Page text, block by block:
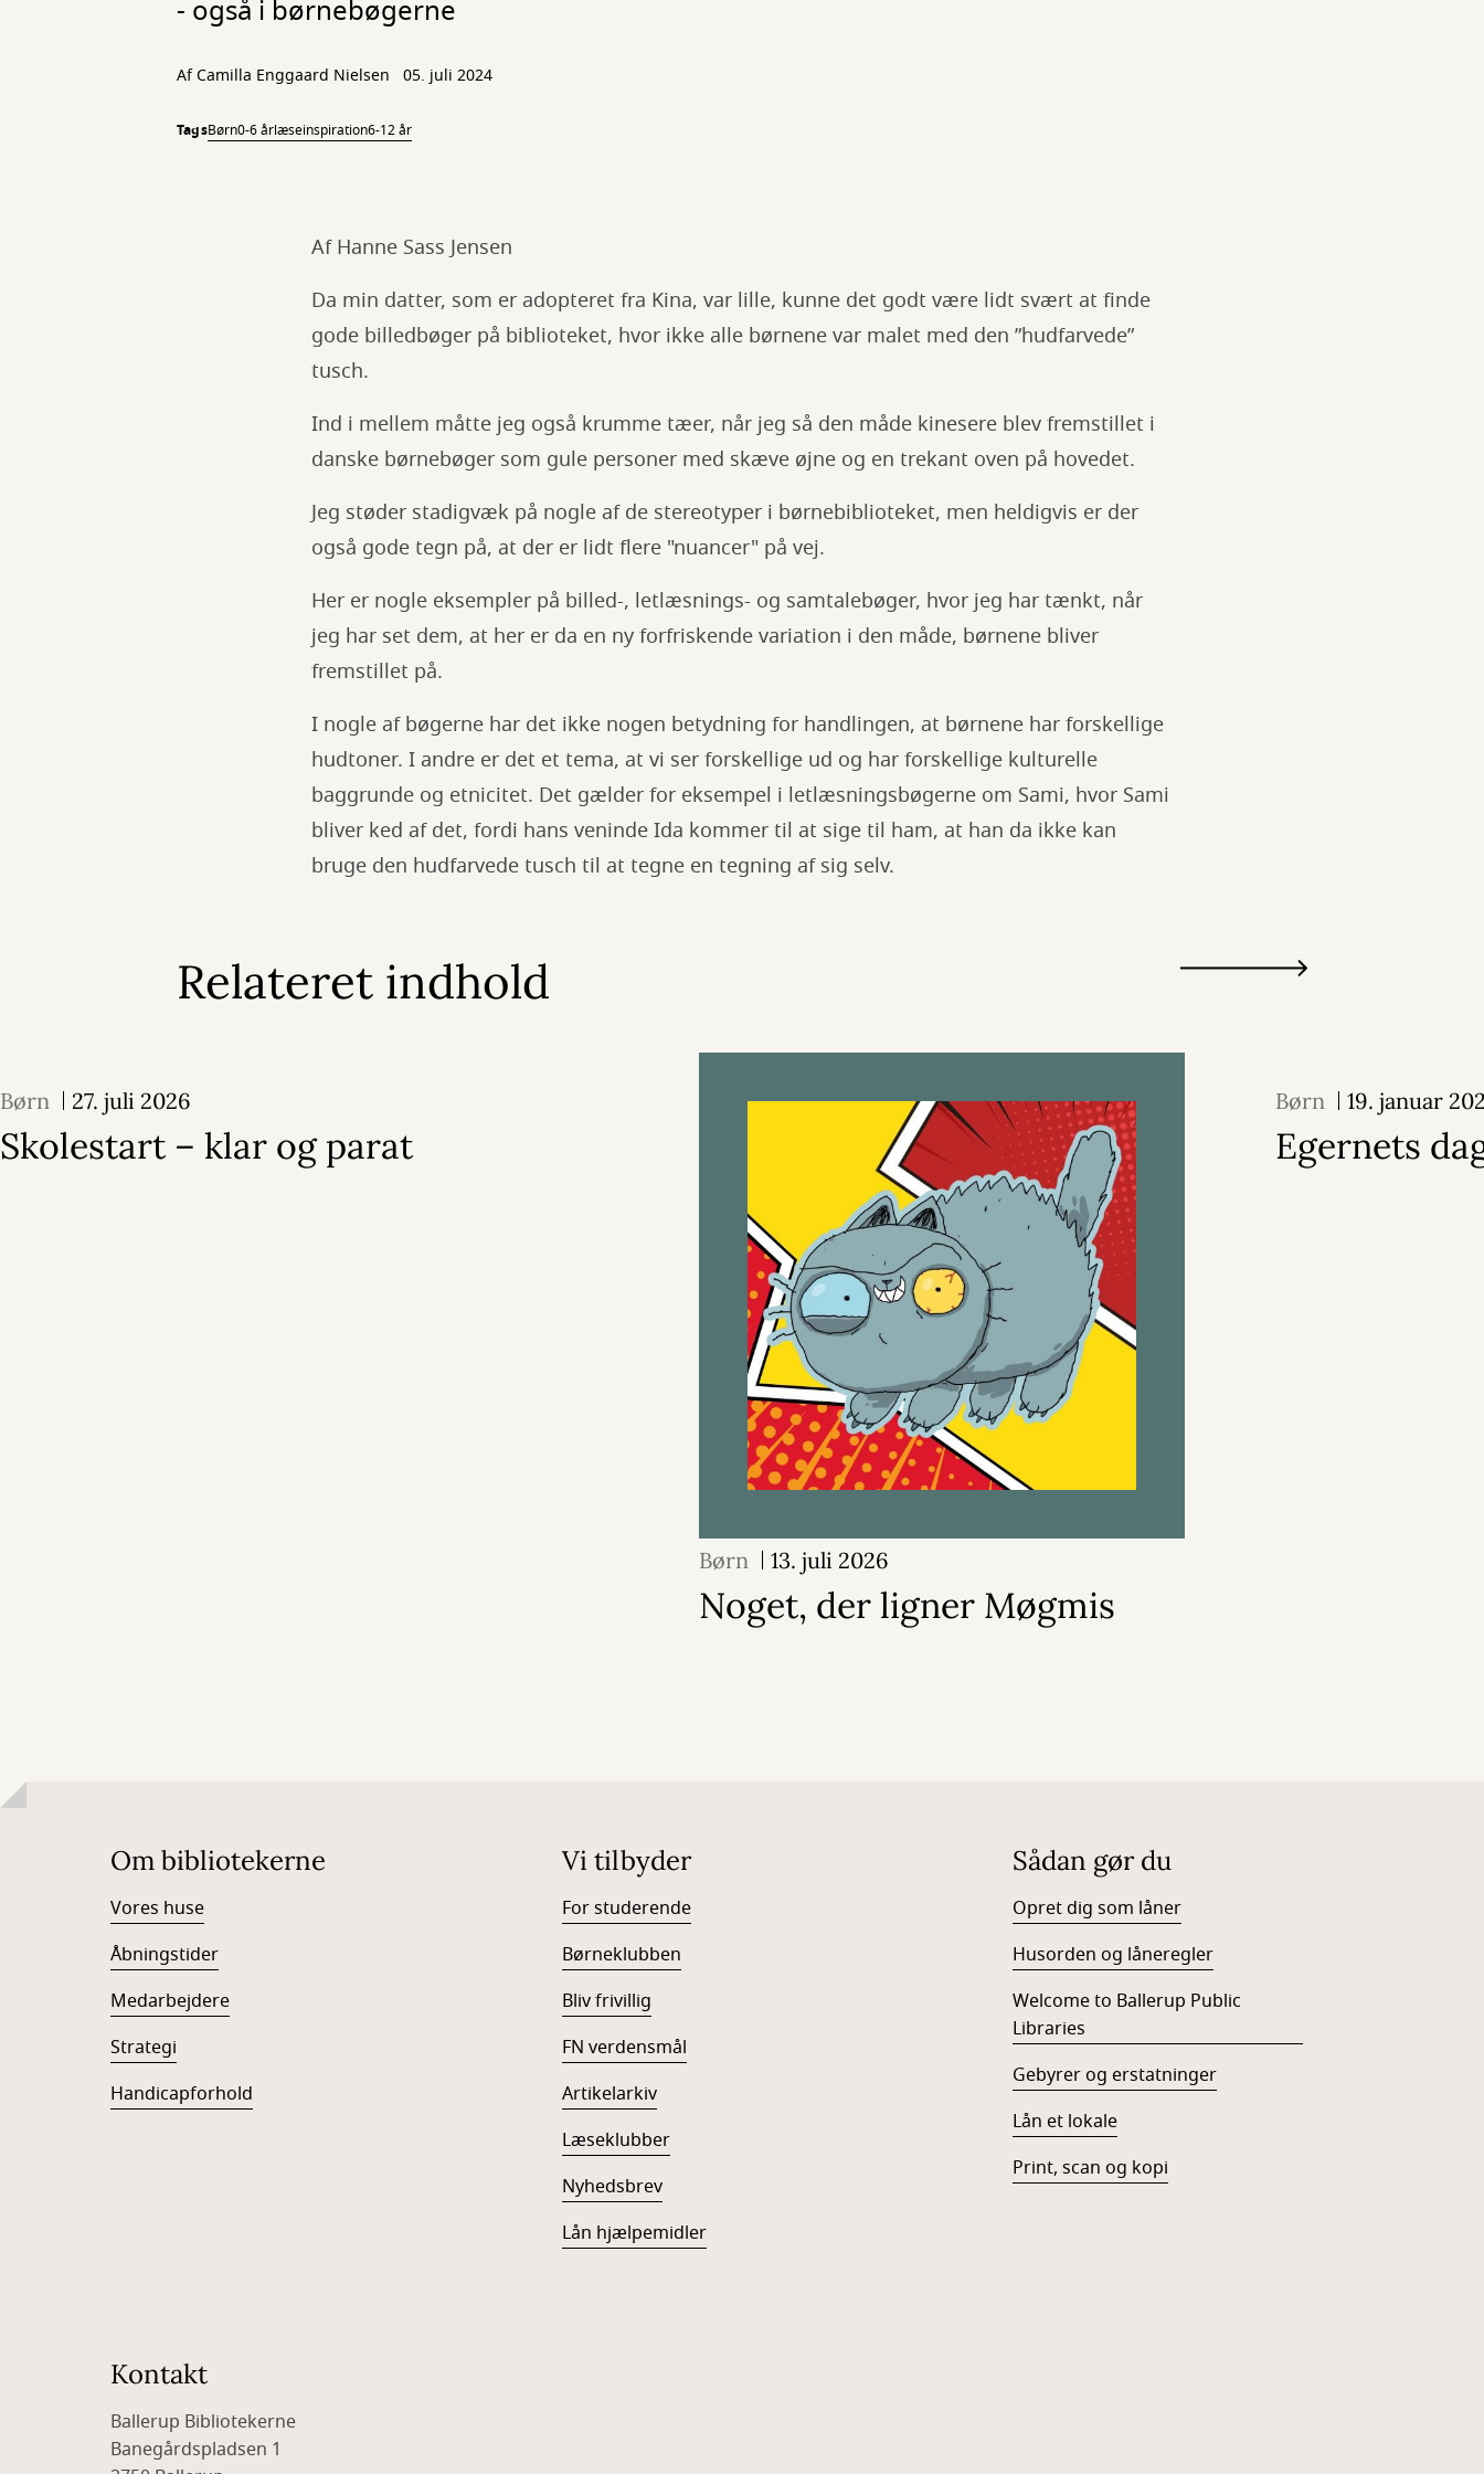
- også i børnebøgerne
AfCamilla Enggaard Nielsen 05. juli 2024
TagsBørn0-6 årlæseinspiration6-12 år
Af Hanne Sass Jensen
Da min datter, som er adopteret fra Kina, var lille, kunne det godt være lidt svært at finde
gode billedbøger på biblioteket, hvor ikke alle børnene var malet med den ”hudfarvede”
tusch.
Ind i mellem måtte jeg også krumme tæer, når jeg så den måde kinesere blev fremstillet i
danske børnebøger som gule personer med skæve øjne og en trekant oven på hovedet.
Jeg støder stadigvæk på nogle af de stereotyper i børnebiblioteket, men heldigvis er der
også gode tegn på, at der er lidt flere "nuancer" på vej.
Her er nogle eksempler på billed-, letlæsnings- og samtalebøger, hvor jeg har tænkt, når
jeg har set dem, at her er da en ny forfriskende variation i den måde, børnene bliver
fremstillet på.
I nogle af bøgerne har det ikke nogen betydning for handlingen, at børnene har forskellige
hudtoner. I andre er det et tema, at vi ser forskellige ud og har forskellige kulturelle
baggrunde og etnicitet. Det gælder for eksempel i letlæsningsbøgerne om Sami, hvor Sami
bliver ked af det, fordi hans veninde Ida kommer til at sige til ham, at han da ikke kan
bruge den hudfarvede tusch til at tegne en tegning af sig selv.
Relateret indhold
Børn 27. juli 2026
Skolestart – klar og parat
Børn 13. juli 2026
Noget, der ligner Møgmis
Børn 19. januar
Egernets
Om bibliotekerne
Vores huse
Åbningstider
Medarbejdere
Strategi
Handicapforhold
Vi tilbyder
For studerende
Børneklubben
Bliv frivillig
FN verdensmål
Artikelarkiv
Læseklubber
Nyhedsbrev
Lån hjælpemidler
Sådan gør du
Opret dig som låner
Husorden og låneregler
Welcome to Ballerup Public
Libraries
Gebyrer og erstatninger
Lån et lokale
Print, scan og kopi
Kontakt
Ballerup Bibliotekerne
Banegårdspladsen 1